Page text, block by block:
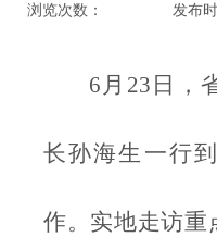
浏览次数： 发布
6月23日，
长孙海生一行
作。实地走访重